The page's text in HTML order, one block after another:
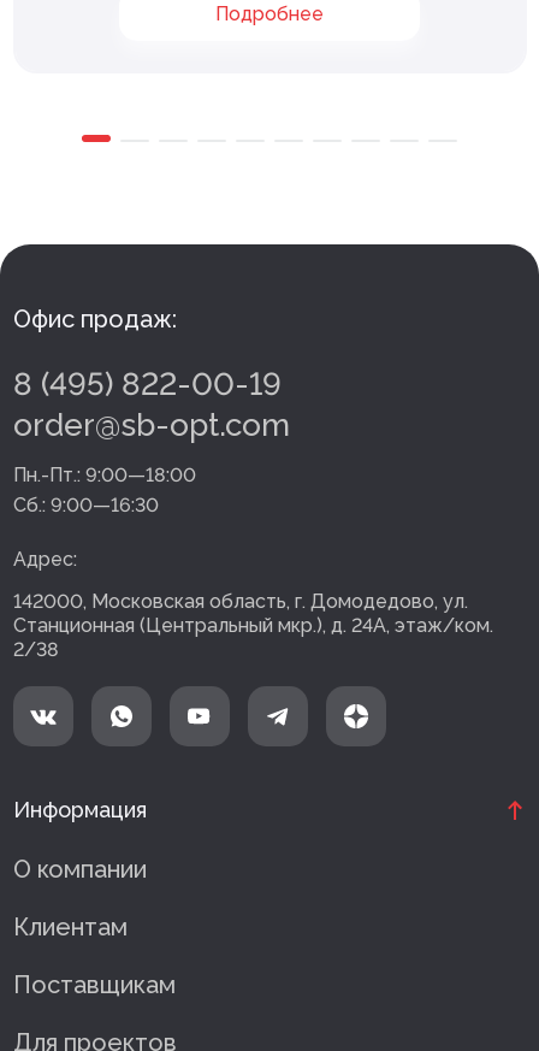
Подробнее
Офис продаж:
8 (495) 822-00-19
order@sb-opt.com
Пн.-Пт.: 9:00—18:00
Сб.: 9:00—16:30
Адрес:
142000, Московская область, г. Домодедово, ул.
Станционная (Центральный мкр.), д. 24А, этаж/ком.
2/38
Информация
О компании
Клиентам
Поставщикам
Для проектов